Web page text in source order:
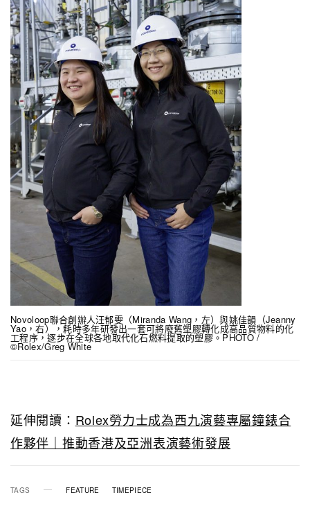
Novoloop聯合創辦人汪郁雯（Miranda Wang，左）與姚佳韻（Jeanny
Yao，右），耗時多年研發出一套可將廢舊塑膠轉化成高品質物料的化
工程序，逐步在全球各地取代化石燃料提取的塑膠。PHOTO /
©Rolex/Greg White
延伸閱讀： Rolex勞力士成為西九演藝專屬鐘錶合
作夥伴｜推動香港及亞洲表演藝術發展
TAGS FEATURE TIMEPIECE